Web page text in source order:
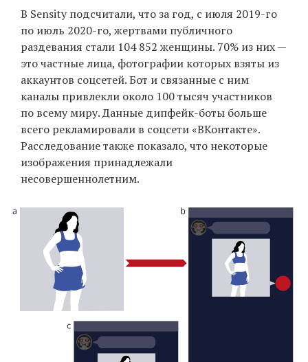
EN
UA
В Sensity подсчитали, что за год, с июля 2019-го
по июль 2020-го, жертвами публичного
раздевания стали 104 852 женщины. 70% из них —
это частные лица, фотографии которых взяты из
аккаунтов соцсетей. Бот и связанные с ним
каналы привлекли около 100 тысяч участников
по всему миру. Данные дипфейк-боты больше
всего рекламировали в соцсети «ВКонтакте».
Расследование также показало, что некоторые
изображения принадлежали
несовершеннолетним.